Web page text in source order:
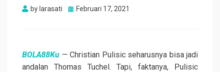
by larasati
Posted
Februari 17, 2021
BOLA88Ku — Christian Pulisic seharusnya bisa jadi
andalan Thomas Tuchel. Tapi, faktanya, Pulisic